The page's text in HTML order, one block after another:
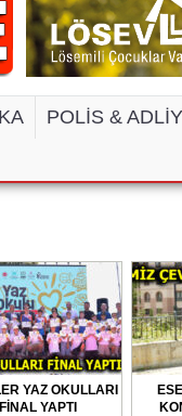
POLİS &
YAZ OKULLARI
FİNAL YAPTI